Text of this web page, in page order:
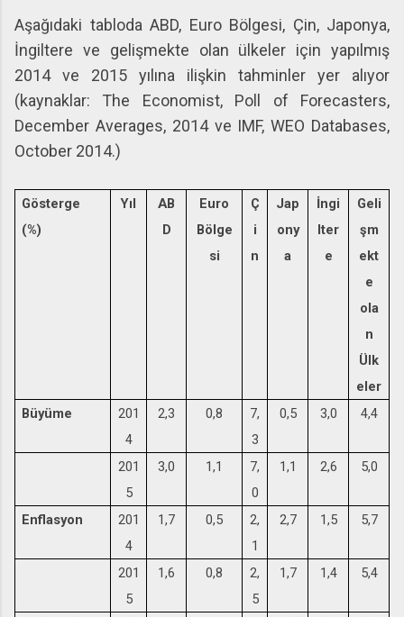
Aşağıdaki tabloda ABD, Euro Bölgesi, Çin, Japonya,
İngiltere ve gelişmekte olan ülkeler için yapılmış
2014 ve 2015 yılına ilişkin tahminler yer alıyor
(kaynaklar: The Economist, Poll of Forecasters,
December Averages, 2014 ve IMF, WEO Databases,
October 2014.)
Gösterge
(%)
Yıl
AB
D
Euro
Bölge
si
Ç
i
n
Jap
ony
a
İngi
lter
e
Geli
şm
ekt
e
ola
n
Ülk
eler
Büyüme
201
4
2,3 0,8
7,
3
0,5 3,0 4,4
201
5
3,0 1,1
7,
0
1,1 2,6 5,0
Enflasyon
201
4
1,7 0,5
2,
1
2,7 1,5 5,7
201
5
1,6 0,8
2,
5
1,7 1,4 5,4